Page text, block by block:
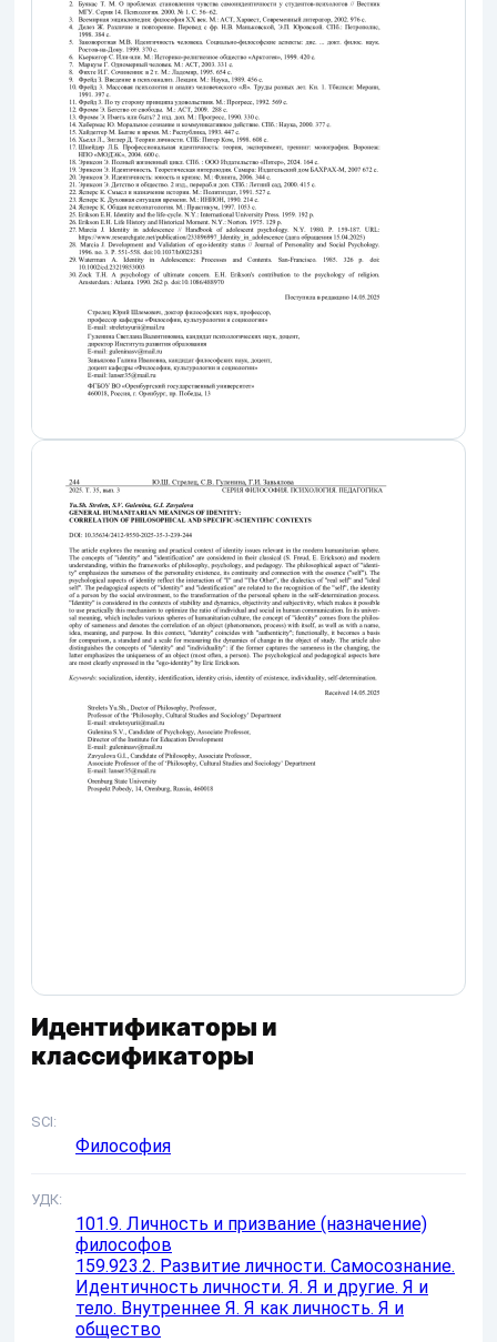
Идентификаторы и
классификаторы
SCI
Философия
УДК
101.9. Личность и призвание (назначение)
философов
159.923.2. Развитие личности. Самосознание.
Идентичность личности. Я. Я и другие. Я и
тело. Внутреннее Я. Я как личность. Я и
общество